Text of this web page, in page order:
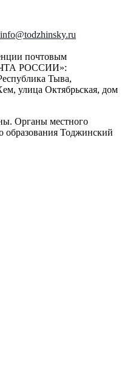
info@todzhinsky.ru
почтовым
РОССИИ»:
Тыва,
улица Октябрьская, дом
Органы местного
образования Тоджинский